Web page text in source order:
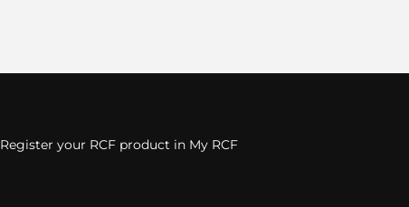
Register your RCF product in My RCF